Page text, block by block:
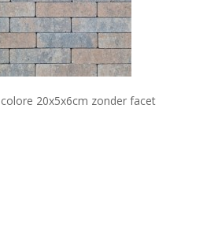
20x5x6cm zonder facet